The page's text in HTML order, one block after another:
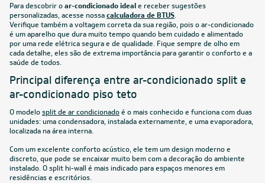
Para descobrir oar-condicionado ideale receber sugestões
personalizadas, acesse nossacalculadora de BTUS.
Verifique também a voltagem correta da sua região, pois o ar-condicionado
é um aparelho que dura muito tempo quando bem cuidado e alimentado
por uma rede elétrica segura e de qualidade. Fique sempre de olho em
cada detalhe, eles são de extrema importância para garantir o conforto e a
saúde de todos.
Principal diferença entre ar-condicionado split e
ar-condicionado piso teto
O modelosplit de ar condicionadoé o mais conhecido e funciona com duas
unidades: uma condensadora, instalada externamente, e uma evaporadora,
localizada na área interna.
Com um excelente conforto acústico, ele tem um design moderno e
discreto, que pode se encaixar muito bem com a decoração do ambiente
instalado. O split hi-wall é mais indicado para espaços menores em
residências e escritórios.